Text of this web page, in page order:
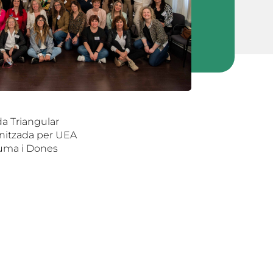
Triangular
per UEA
i Dones